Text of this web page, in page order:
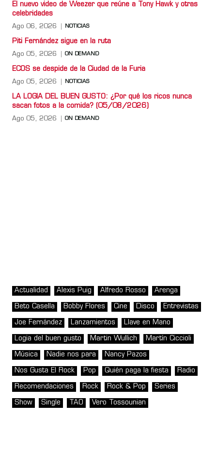
El nuevo video de Weezer que reúne a Tony Hawk y otras
celebridades
Ago 06, 2026 NOTICIAS
Piti Fernández sigue en la ruta
Ago 05, 2026 ON DEMAND
ECOS se despide de la Ciudad de la Furia
Ago 05, 2026 NOTICIAS
LA LOGIA DEL BUEN GUSTO: ¿Por qué los ricos nunca
sacan fotos a la comida? (05/08/2026)
Ago 05, 2026 ON DEMAND
Actualidad Alexis Puig Alfredo Rosso Arenga
Beto Casella Bobby Flores Cine Disco Entrevistas
Joe Fernández Lanzamientos Llave en Mano
Logia del buen gusto Martin Wullich Martín Ciccioli
Música Nadie nos para Nancy Pazos
Nos Gusta El Rock Pop Quién paga la fiesta Radio
Recomendaciones Rock Rock & Pop Series
Show Single TAO Vero Tossounian